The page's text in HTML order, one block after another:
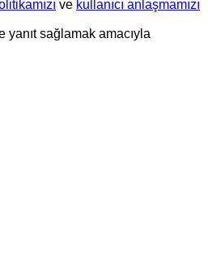
ve kullanıcı anlaşmamızı
sağlamak amacıyla